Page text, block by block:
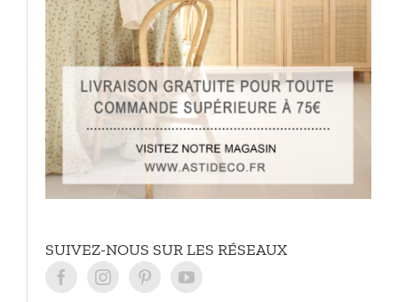
SUIVEZ-NOUS SUR LES RÉSEAUX